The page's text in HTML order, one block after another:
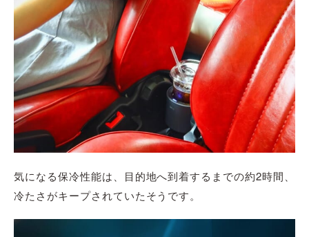
気になる保冷性能は、目的地へ到着するまでの約2時間、
冷たさがキープされていたそうです。